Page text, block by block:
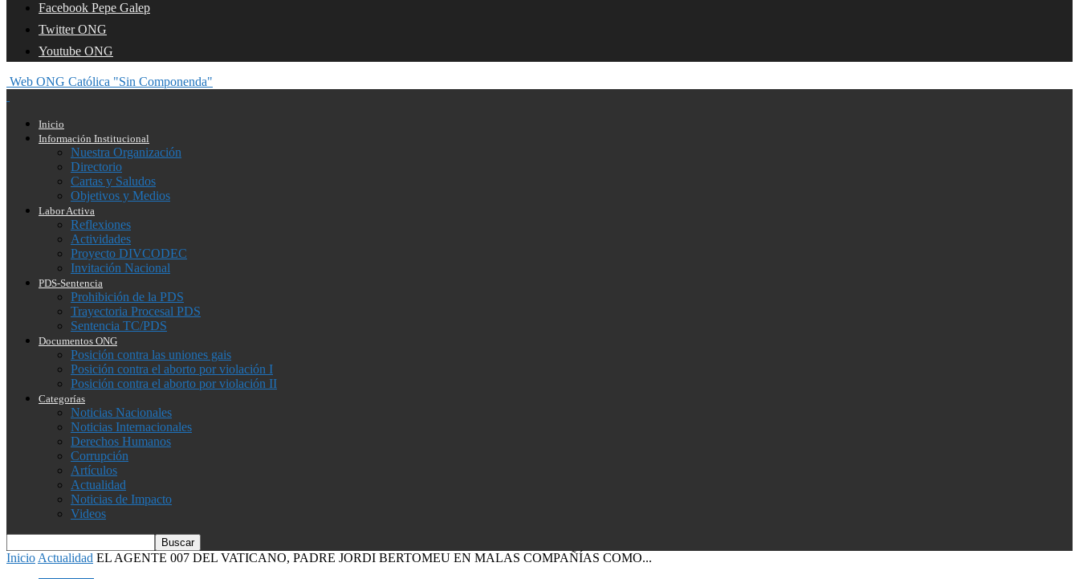
Facebook Pepe Galep
Twitter ONG
Youtube ONG
Web ONG Católica "Sin Componenda"
Inicio
Información Institucional
Nuestra Organización
Directorio
Cartas y Saludos
Objetivos y Medios
Labor Activa
Reflexiones
Actividades
Proyecto DIVCODEC
Invitación Nacional
PDS-Sentencia
Prohibición de la PDS
Trayectoria Procesal PDS
Sentencia TC/PDS
Documentos ONG
Posición contra las uniones gais
Posición contra el aborto por violación I
Posición contra el aborto por violación II
Categorías
Noticias Nacionales
Noticias Internacionales
Derechos Humanos
Corrupción
Artículos
Actualidad
Noticias de Impacto
Videos
Inicio Actualidad EL AGENTE 007 DEL VATICANO, PADRE JORDI BERTOMEU EN MALAS COMPAÑÍAS COMO...